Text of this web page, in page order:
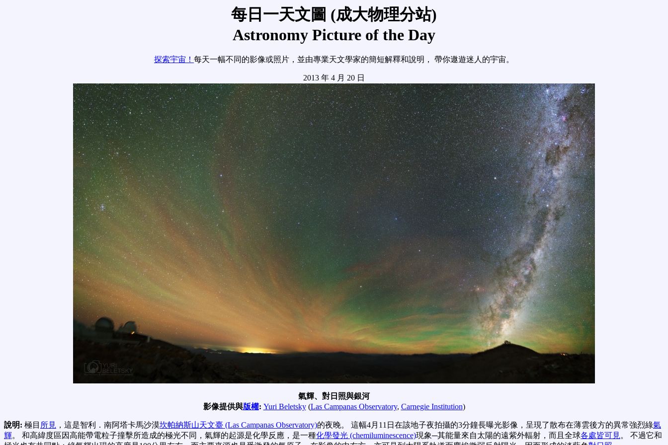
每日一天文圖 (成大物理分站)
Astronomy Picture of the Day
探索宇宙！ 每天一幅不同的影像或照片，並由專業天文學家的簡短解釋和說明， 帶你遨遊迷人的宇宙。
2013 年 4 月 20 日
氣輝、對日照與銀河
影像提供與版權: Yuri Beletsky(Las Campanas Observatory, Carnegie Institution)
說明: 極目 所見 ，這是智利．南阿塔卡馬沙漠坎帕納斯山天文臺 (Las Campanas Observatory)的夜晚。 這幅4月11日在該地子夜拍攝的3分鐘長曝光影像，呈現了散布在薄雲後方的異常強烈綠氣
輝。 和高緯度區因高能帶電粒子撞擊所造成的極光不同，氣輝的起源是化學反應，是一種化學發光 (chemiluminescence)現象─其能量來自太陽的遠紫外輻射，而且全球各處皆可見。 不過它和